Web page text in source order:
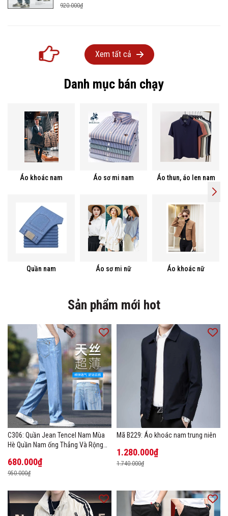
920.000₫
Xem tất cả
Danh mục bán chạy
Áo khoác nam Áo sơ mi nam Áo thun, áo len nam
Quần nam Áo sơ mi nữ Áo khoác nữ
Sản phẩm mới hot
C306: Quần Jean Tencel Nam Mùa
Hè Quần Nam ống Thẳng Và Rộng
680.000₫
950.000₫
Mã B229: Áo khoác nam trung niên
1.280.000₫
1.740.000₫